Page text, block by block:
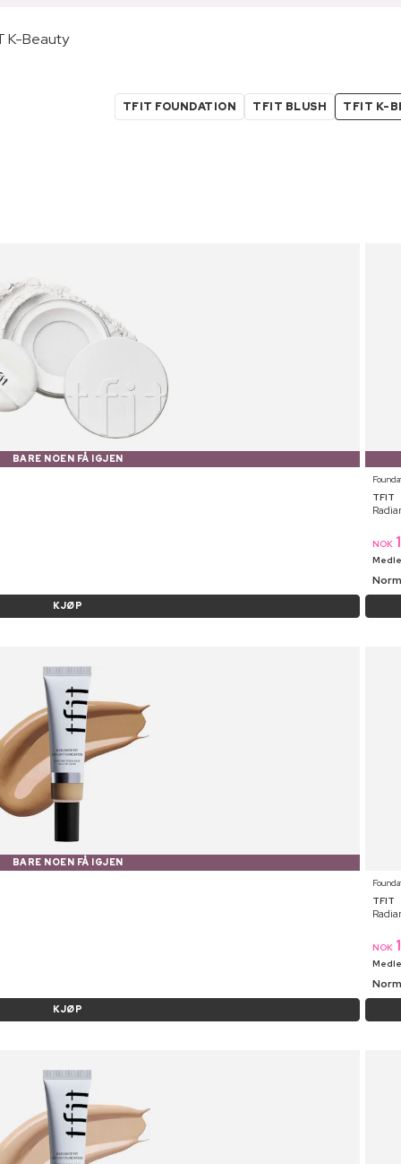
K-Beauty
TFIT FOUNDATION TFIT BLUSH TFIT K-
BARE NOEN FÅ IGJEN
KJØP
TFIT
NOK
BARE NOEN FÅ IGJEN
KJØP
TFIT
NOK